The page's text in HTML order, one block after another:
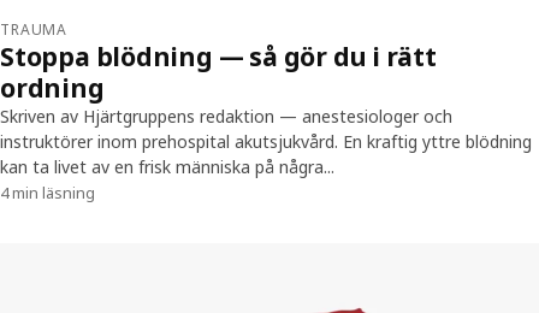
TRAUMA
Stoppa blödning — så gör du i rätt
ordning
Skriven av Hjärtgruppens redaktion — anestesiologer och
instruktörer inom prehospital akutsjukvård. En kraftig yttre blödning
kan ta livet av en frisk människa på några...
4 min läsning